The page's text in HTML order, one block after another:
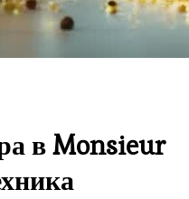
в Monsieur